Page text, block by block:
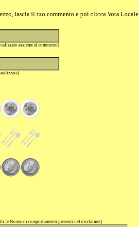
lascia il tuo commento e poi clicca Vota Locale.
assieme al commento)
le Norme di comportamento presenti nel disclaimer)